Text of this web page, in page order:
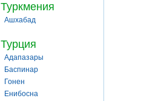
Туркмения
Ашхабад
Турция
Адапазары
Баспинар
Гонен
Енибосна